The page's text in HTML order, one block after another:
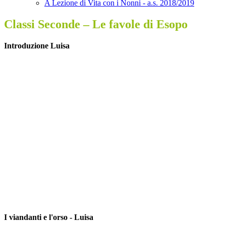
A Lezione di Vita con i Nonni - a.s. 2018/2019
Classi Seconde – Le favole di Esopo
Introduzione Luisa
I viandanti e l'orso - Luisa